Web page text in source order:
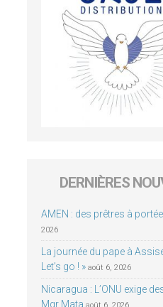
DERNIÈRES
AMEN : des prêtres à
2026
La journée du pape à
Let’s go ! » août 6, 2026
Nicaragua : L’ONU exige
Mgr Mata